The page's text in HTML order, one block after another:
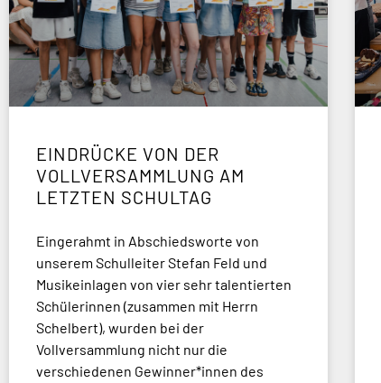
EINDRÜCKE VON DER
VOLLVERSAMMLUNG AM
LETZTEN SCHULTAG
Eingerahmt in Abschiedsworte von
unserem Schulleiter Stefan Feld und
Musikeinlagen von vier sehr talentierten
Schülerinnen (zusammen mit Herrn
Schelbert), wurden bei der
Vollversammlung nicht nur die
verschiedenen Gewinner*innen des